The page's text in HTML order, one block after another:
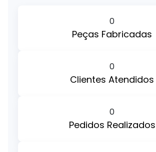
0
Peças Fabricadas
0
Clientes Atendidos
0
Pedidos Realizados